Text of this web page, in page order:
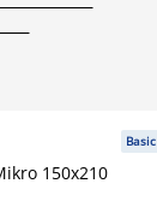
150x210
Basic